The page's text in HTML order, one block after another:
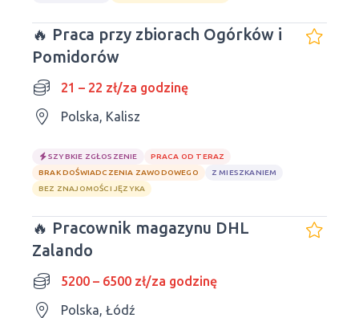
🔥 Praca przy zbiorach Ogórków i
Pomidorów
21 – 22 zł/za godzinę
Polska, Kalisz
SZYBKIE ZGŁOSZENIE
PRACA OD TERAZ
BRAK DOŚWIADCZENIA ZAWODOWEGO
Z MIESZKANIEM
BEZ ZNAJOMOŚCI JĘZYKA
🔥 Pracownik magazynu DHL
Zalando
5200 – 6500 zł/za godzinę
Polska, Łódź